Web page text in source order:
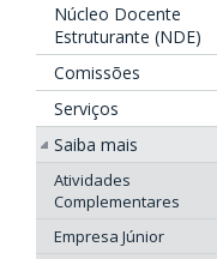
Núcleo Docente
Estruturante (NDE)
Comissões
Serviços
Saiba mais
Atividades
Complementares
Empresa Júnior